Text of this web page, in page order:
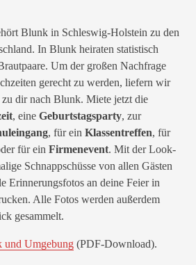
Blunk in Schleswig-Holstein zu den
In Blunk heiraten statistisch
Um der großen Nachfrage
gerecht zu werden, liefern wir
dir nach Blunk. Miete jetzt die
, eine Geburtstagsparty, zur
, für ein Klassentreffen, für
für ein Firmenevent. Mit der Look-
Schnappschüsse von allen Gästen
Erinnerungsfotos an deine Feier in
Alle Fotos werden außerdem
gesammelt.
und Umgebung (PDF-Download).